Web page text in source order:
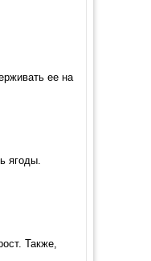
ее на
ягоды.
Также,